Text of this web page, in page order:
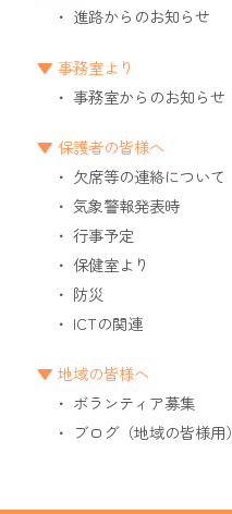
進路からのお知らせ
事務室より
事務室からのお知らせ
保護者の皆様へ
欠席等の連絡について
気象警報発表時
行事予定
保健室より
防災
ICTの関連
地域の皆様へ
ボランティア募集
ブログ（地域の皆様用）